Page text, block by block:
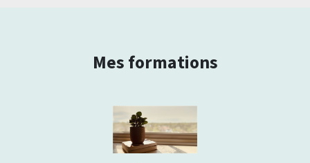
Mes formations